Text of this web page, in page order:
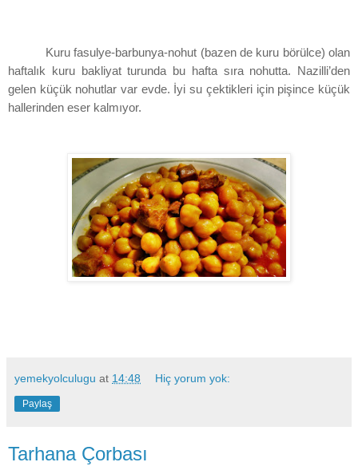
Kuru fasulye-barbunya-nohut (bazen de kuru börülce) olan
haftalık kuru bakliyat turunda bu hafta sıra nohutta. Nazilli’den
gelen küçük nohutlar var evde. İyi su çektikleri için pişince küçük
hallerinden eser kalmıyor.
yemekyolculugu at 14:48 Hiç yorum yok:
Paylaş
Tarhana Çorbası